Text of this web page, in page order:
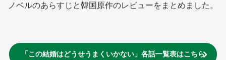
ノベルのあらすじと韓国原作のレビューをまとめました。
「この結婚はどうせうまくいかない」各話一覧表はこちら